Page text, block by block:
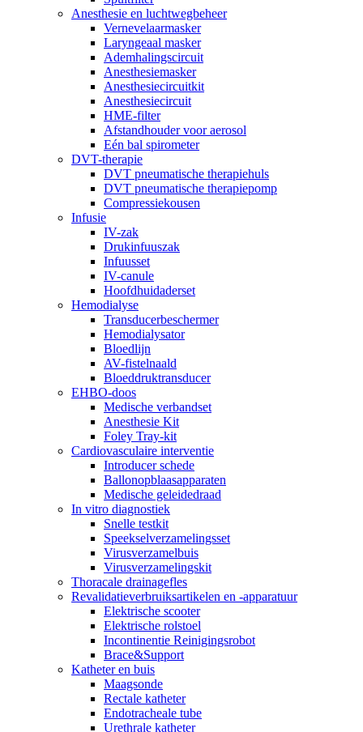
Anesthesie en luchtwegbeheer
Vernevelaarmasker
Laryngeaal masker
Ademhalingscircuit
Anesthesiemasker
Anesthesiecircuitkit
Anesthesiecircuit
HME-filter
Afstandhouder voor aerosol
Eén bal spirometer
DVT-therapie
DVT pneumatische therapiehuls
DVT pneumatische therapiepomp
Compressiekousen
Infusie
IV-zak
Drukinfuuszak
Infuusset
IV-canule
Hoofdhuidaderset
Hemodialyse
Transducerbeschermer
Hemodialysator
Bloedlijn
AV-fistelnaald
Bloeddruktransducer
EHBO-doos
Medische verbandset
Anesthesie Kit
Foley Tray-kit
Cardiovasculaire interventie
Introducer schede
Ballonopblaasapparaten
Medische geleidedraad
In vitro diagnostiek
Snelle testkit
Speekselverzamelingsset
Virusverzamelbuis
Virusverzamelingskit
Thoracale drainagefles
Revalidatieverbruiksartikelen en -apparatuur
Elektrische scooter
Elektrische rolstoel
Incontinentie Reinigingsrobot
Brace&Support
Katheter en buis
Maagsonde
Rectale katheter
Endotracheale tube
Urethrale katheter